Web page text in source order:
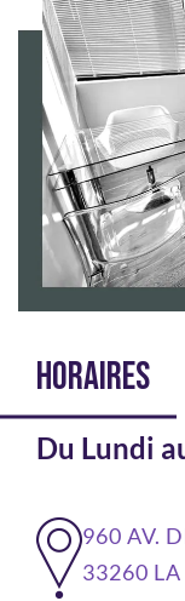
HORAIRES
Du Lundi
960 AV.
33260